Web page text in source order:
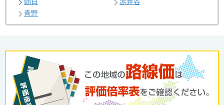
朝日
赤井谷
青野